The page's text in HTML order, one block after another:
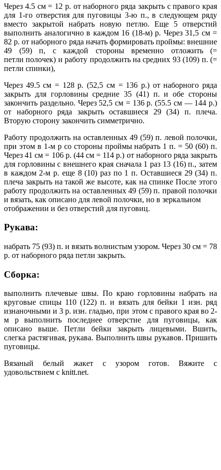
Через 4.5 см = 12 р. от наборного ряда закрыть с правого края
для 1-го отверстия для пуговицы 3-ю п., в следующем ряду
вместо закрытой набрать новую петлю. Еще 5 отверстий
выполнить аналогично в каждом 16 (18-м) р. Через 31,5 см =
82 р. от наборного ряда начать формировать проймы: внешние
49 (59) п, с каждой стороны временно отложить (=
петли полочек) и работу продолжить на средних 93 (109) п. (=
петли спинки),
Через 49.5 см = 128 р. (52,5 см = 136 р.) от наборного ряда
закрыть для горловины средние 35 (41) п. и обе стороны
закончить раздельно. Через 52,5 см = 136 р. (55.5 см — 144 р.)
от наборного ряда закрыть оставшиеся 29 (34) п. плеча.
Вторую сторону закончить симметрично.
Работу продолжить на оставленных 49 (59) п. левой полочки,
при этом в 1-м р со стороны проймы набрать 1 п. = 50 (60) п.
Через 41 см = 106 р. (44 см = 114 р.) от наборного ряда закрыть
для горловины с внешнего края сначала 1 раз 13 (16) п., затем
в каждом 2-м р. еще 8 (10) раз по 1 п. Оставшиеся 29 (34) п.
плеча закрыть на такой же высоте, как на спинке После этого
работу продолжить на оставленных 49 (59) п. правой полочки
и вязать, как описано для левой полочки, но в зеркальном
отображении и без отверстий для пуговиц.
Рукава:
набрать 75 (93) п. и вязать волнистым узором. Через 30 см = 78
р. от наборного ряда петли закрыть.
Сборка:
выполнить плечевые швы. По краю горловины набрать на
круговые спицы 110 (122) п. и вязать для бейки 1 изн. ряд
изнаночными и 3 р. изн. гладью, при этом с правого края во 2-
м р выполнить последнее отверстие для пуговицы, как
описано выше. Петли бейки закрыть лицевыми. Вшить,
слегка растягивая, рукава. Выполнить швы рукавов. Пришить
пуговицы.
Вязаный белый жакет с узором готов. Вяжите с
удовольствием с knitt.net.